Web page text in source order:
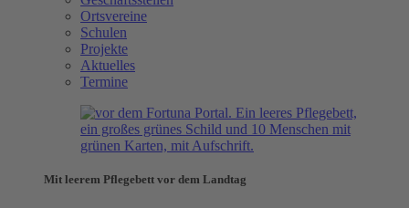
Ortsvereine
Schulen
Projekte
Aktuelles
Termine
Mit leerem Pflegebett vor dem Landtag